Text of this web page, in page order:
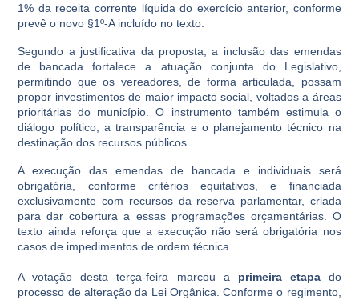
1% da receita corrente líquida do exercício anterior, conforme
prevê o novo §1º-A incluído no texto.
Segundo a justificativa da proposta, a inclusão das emendas
de bancada fortalece a atuação conjunta do Legislativo,
permitindo que os vereadores, de forma articulada, possam
propor investimentos de maior impacto social, voltados a áreas
prioritárias do município. O instrumento também estimula o
diálogo político, a transparência e o planejamento técnico na
destinação dos recursos públicos.
A execução das emendas de bancada e individuais será
obrigatória, conforme critérios equitativos, e financiada
exclusivamente com recursos da reserva parlamentar, criada
para dar cobertura a essas programações orçamentárias. O
texto ainda reforça que a execução não será obrigatória nos
casos de impedimentos de ordem técnica.
A votação desta terça-feira marcou a primeira etapado
processo de alteração da Lei Orgânica. Conforme o regimento,